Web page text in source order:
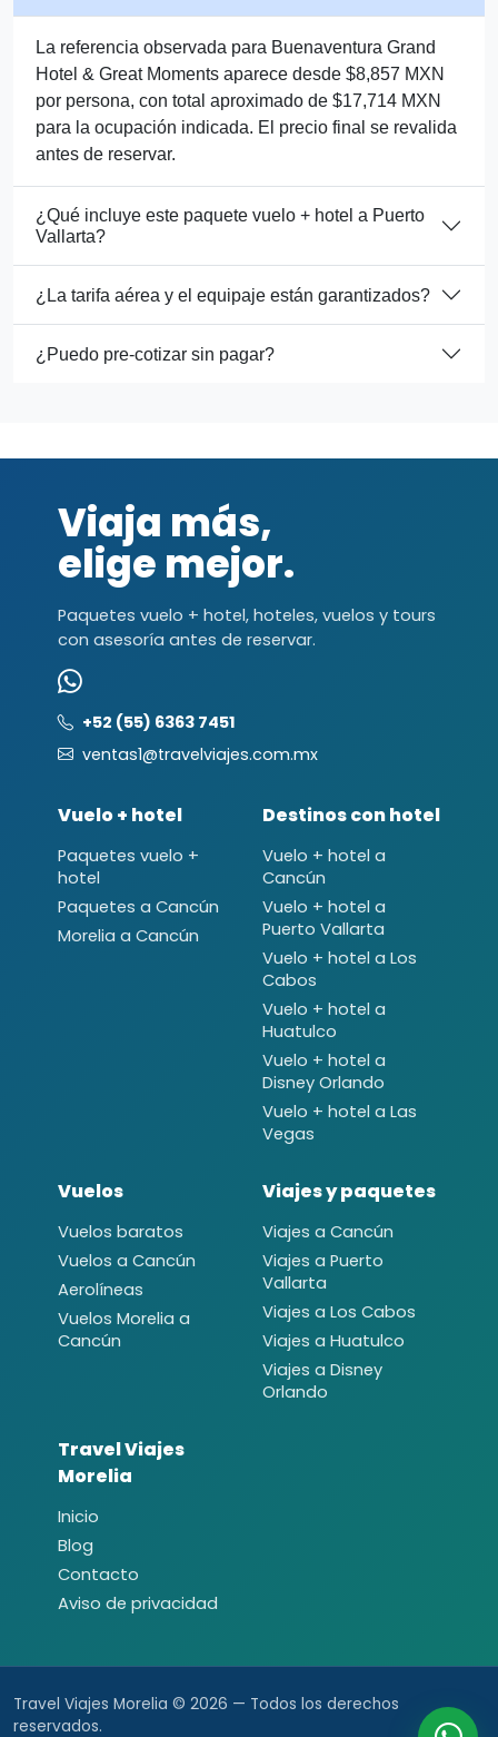
La referencia observada para Buenaventura Grand
Hotel & Great Moments aparece desde $8,857 MXN
por persona, con total aproximado de $17,714 MXN
para la ocupación indicada. El precio final se revalida
antes de reservar.
¿Qué incluye este paquete vuelo + hotel a Puerto
Vallarta?
¿La tarifa aérea y el equipaje están garantizados?
¿Puedo pre-cotizar sin pagar?
Viaja más,
elige mejor.
Paquetes vuelo + hotel, hoteles, vuelos y tours
con asesoría antes de reservar.
+52 (55) 6363 7451
ventas1@travelviajes.com.mx
Vuelo + hotel
Paquetes vuelo +
hotel
Paquetes a Cancún
Morelia a Cancún
Destinos con hotel
Vuelo + hotel a
Cancún
Vuelo + hotel a
Puerto Vallarta
Vuelo + hotel a Los
Cabos
Vuelo + hotel a
Huatulco
Vuelo + hotel a
Disney Orlando
Vuelo + hotel a Las
Vegas
Vuelos
Vuelos baratos
Vuelos a Cancún
Aerolíneas
Vuelos Morelia a
Cancún
Viajes y paquetes
Viajes a Cancún
Viajes a Puerto
Vallarta
Viajes a Los Cabos
Viajes a Huatulco
Viajes a Disney
Orlando
Travel Viajes
Morelia
Inicio
Blog
Contacto
Aviso de privacidad
Travel Viajes Morelia © 2026 — Todos los derechos
reservados.